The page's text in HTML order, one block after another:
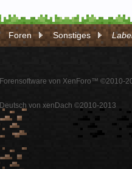
Foren Sonstiges
Forensoftware von XenForo™ ©2010-
Deutsch von xenDach ©2010-2013